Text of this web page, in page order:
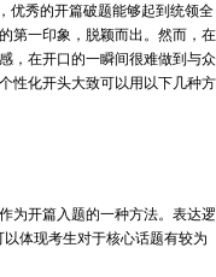
秀的开篇破题能够起到统领全
第一印象，脱颖而出。然而，在
，在开口的一瞬间很难做到与众
性化开头大致可以用以下几种方
开篇入题的一种方法。表达逻
体现考生对于核心话题有较为